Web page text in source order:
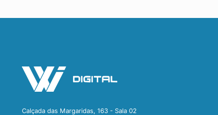
Calçada das Margaridas, 163 - Sala 02